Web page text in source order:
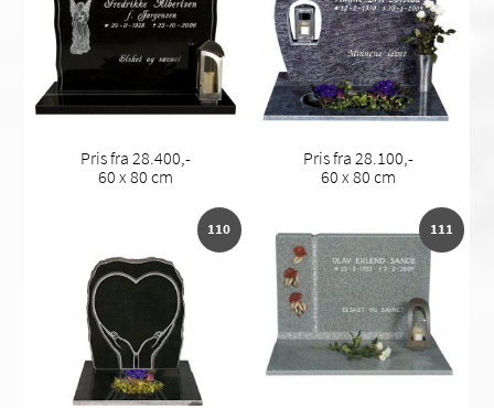
Pris fra 28.400,-
60 x 80 cm
Pris fra 28.100,-
60 x 80 cm
110 111